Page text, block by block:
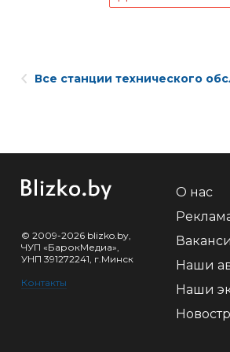
Все станции технического
© 2009-2026 blizko.by,
ЧУП «БарокМедиа»,
УНП 391272241, г.Минск
Контакты
О нас
Наши
Наши